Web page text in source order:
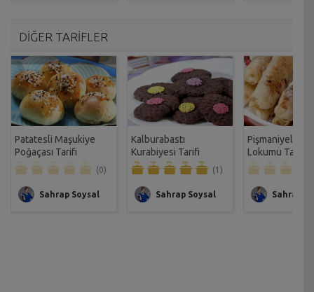
DİĞER TARİFLER
Patatesli Maşukiye
Poğaçası Tarifi
(0)
Sahrap Soysal
Kalburabastı
Kurabiyesi Tarifi
(1)
Sahrap Soysal
Pişmaniyeli
Lokumu Tarifi
Sahrap